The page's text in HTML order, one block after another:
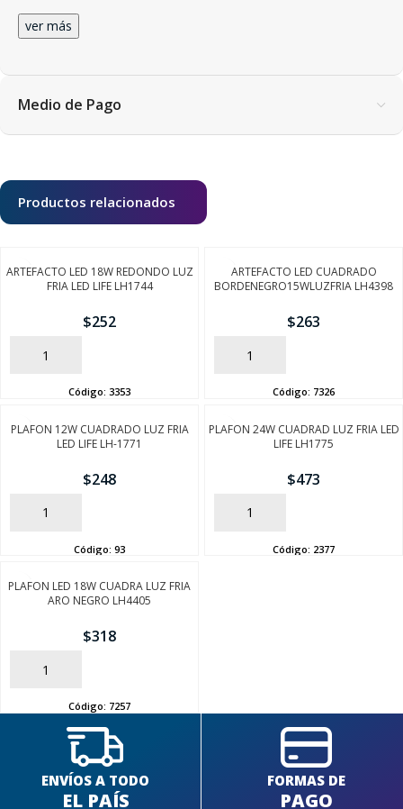
ver más
Medio de Pago
Productos relacionados
ARTEFACTO LED 18W REDONDO LUZ
FRIA LED LIFE LH1744
$252
AÑADIR
Código: 3353
ARTEFACTO LED CUADRADO
BORDENEGRO15WLUZFRIA LH4398
$263
AÑADIR
Código: 7326
PLAFON 12W CUADRADO LUZ FRIA
LED LIFE LH-1771
$248
AÑADIR
Código: 93
PLAFON 24W CUADRAD LUZ FRIA LED
LIFE LH1775
$473
AÑADIR
Código: 2377
PLAFON LED 18W CUADRA LUZ FRIA
ARO NEGRO LH4405
$318
AÑADIR
Código: 7257
ENVÍOS A TODO
EL PAÍS
FORMAS DE
PAGO
SEGUÍ COMPRANDO